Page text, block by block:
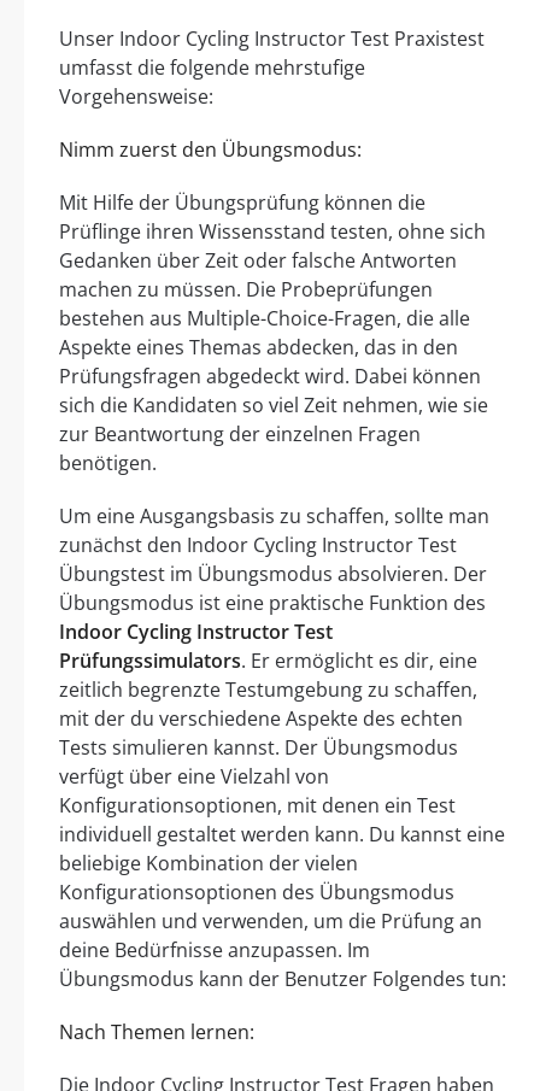
Unser Indoor Cycling Instructor Test Praxistest
umfasst die folgende mehrstufige
Vorgehensweise:
Nimm zuerst den Übungsmodus:
Mit Hilfe der Übungsprüfung können die
Prüflinge ihren Wissensstand testen, ohne sich
Gedanken über Zeit oder falsche Antworten
machen zu müssen. Die Probeprüfungen
bestehen aus Multiple-Choice-Fragen, die alle
Aspekte eines Themas abdecken, das in den
Prüfungsfragen abgedeckt wird. Dabei können
sich die Kandidaten so viel Zeit nehmen, wie sie
zur Beantwortung der einzelnen Fragen
benötigen.
Um eine Ausgangsbasis zu schaffen, sollte man
zunächst den Indoor Cycling Instructor Test
Übungstest im Übungsmodus absolvieren. Der
Übungsmodus ist eine praktische Funktion des
Indoor Cycling Instructor Test
Prüfungssimulators. Er ermöglicht es dir, eine
zeitlich begrenzte Testumgebung zu schaffen,
mit der du verschiedene Aspekte des echten
Tests simulieren kannst. Der Übungsmodus
verfügt über eine Vielzahl von
Konfigurationsoptionen, mit denen ein Test
individuell gestaltet werden kann. Du kannst eine
beliebige Kombination der vielen
Konfigurationsoptionen des Übungsmodus
auswählen und verwenden, um die Prüfung an
deine Bedürfnisse anzupassen. Im
Übungsmodus kann der Benutzer Folgendes tun:
Nach Themen lernen:
Die Indoor Cycling Instructor Test Fragen haben